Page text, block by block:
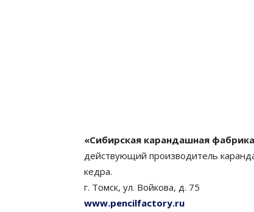
«Сибирская карандашная
действующий производитель
кедра.
г. Томск, ул. Войкова, д. 75
www.pencilfactory.ru